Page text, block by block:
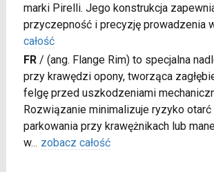
marki Pirelli. Jego konstrukcja
przyczepność i precyzję prowadzenia
całość
FR/ (ang. Flange Rim) to specjalna
przy krawędzi opony, tworząca
felgę przed uszkodzeniami
Rozwiązanie minimalizuje ryzyko
parkowania przy krawężnikach lub
w... zobacz całość